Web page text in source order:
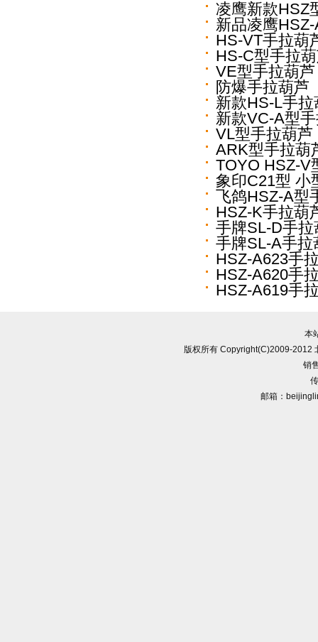
凌鹰新款HSZ
新品凌鹰
HS-VT手拉葫
HS-C型手拉
VE型手拉葫芦
防爆手拉葫芦
新款HS-L手拉
新款VC-A型
VL型手拉葫芦
ARK型手拉葫
TOYO HSZ-V
象印C21型 小
飞鸽HSZ-A型
HSZ-K手拉葫
手牌SL-D手拉
手牌SL-A手拉
HSZ-A623手
HSZ-A620手
HSZ-A619手
本
版权所有 Copyright(C)2009-2012
销
邮箱：